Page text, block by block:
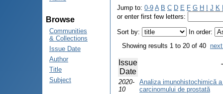
Browse
Communities
& Collections
Issue Date
Author
Title
Subject
Jump to: 0-9 A B C D E F G H J K
or enter first few letters:
Sort by:
In order:
Showing results 1 to 20 of 40
Issue
Date
2020-
10
Analiza imunohistochimică
carcinomului de prostată